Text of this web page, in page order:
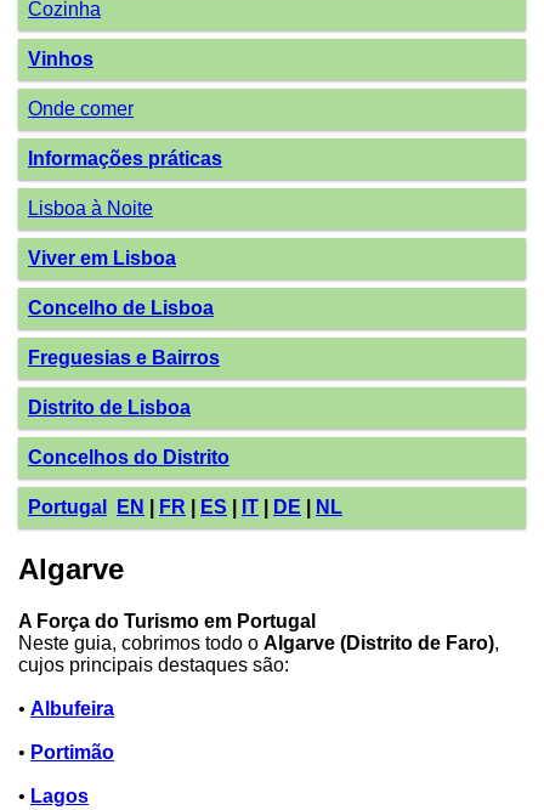
Cozinha
Vinhos
Onde comer
Informações práticas
Lisboa à Noite
Viver em Lisboa
Concelho de Lisboa
Freguesias e Bairros
Distrito de Lisboa
Concelhos do Distrito
Portugal EN FR ES IT DE NL
Algarve
A Força do Turismo em Portugal
Neste guia, cobrimos todo o Algarve (Distrito de Faro),
cujos principais destaques são:
• Albufeira
• Portimão
• Lagos